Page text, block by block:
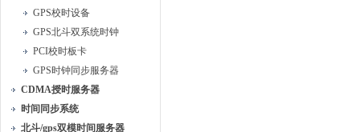
GPS校时设备
GPS北斗双系统时钟
PCI校时板卡
GPS时钟同步服务器
CDMA授时服务器
时间同步系统
北斗/gps双模时间服务器